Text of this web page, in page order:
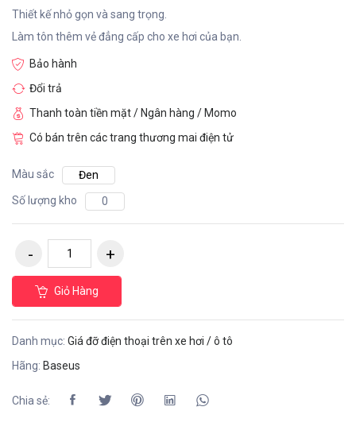
Thiết kế nhỏ gọn và sang trọng.
Làm tôn thêm vẻ đẳng cấp cho xe hơi của bạn.
Bảo hành
Đổi trả
Thanh toàn tiền mặt / Ngân hàng / Momo
Có bán trên các trang thương mai điện tử
Màu sắc
Đen
Số lượng kho
0
Giỏ Hàng
Danh mục: Giá đỡ điện thoại trên xe hơi / ô tô
Hãng: Baseus
Chia sẻ: